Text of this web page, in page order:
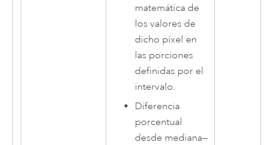
matemática de
los valores de
dicho píxel en
las porciones
definidas por el
intervalo.
Diferencia
porcentual
desde mediana—